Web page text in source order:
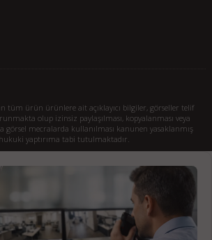
tüm ürün ürünlere ait açıklayıcı bilgiler, görseller telif
olup izinsiz paylaşılması, kopyalanması veya
görsel mecralarda kullanılması kanunen yasaklanmış
yaptırıma tabi tutulmaktadır.